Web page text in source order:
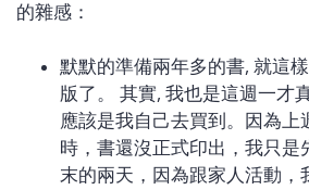
的雜感：
默默的準備兩年多的書, 就這
版了。 其實, 我也是這週一才
應該是我自己去買到。因為上
時，書還沒正式印出，我只是
末的兩天，因為跟家人活動，